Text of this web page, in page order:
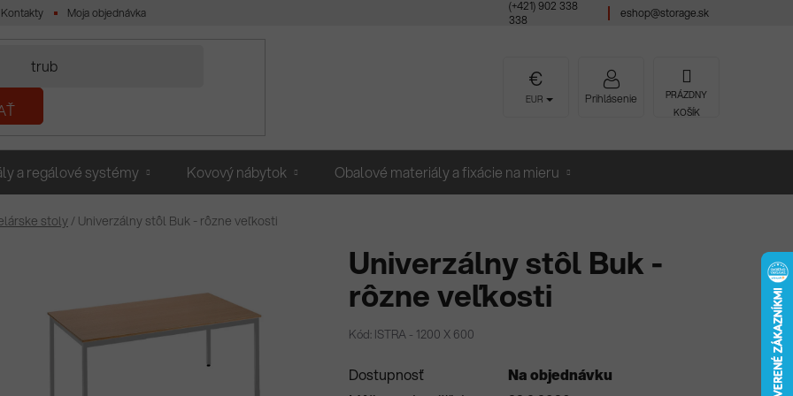
Kontakty Moja objednávka
(+421) 902 338
338
eshop@storage.sk
EUR Prihlásenie NÁKUPNÝ
KOŠÍK
PRÁZDNY
KOŠÍK
a regálové systémy Kovový nábytok Obalové materiály a fixácie na mieru
stoly/ Univerzálny stôl Buk - rôzne veľkosti
Univerzálny stôl Buk -
rôzne veľkosti
Kód: ISTRA - 1200 X 600
Dostupnosť
Na objednávku